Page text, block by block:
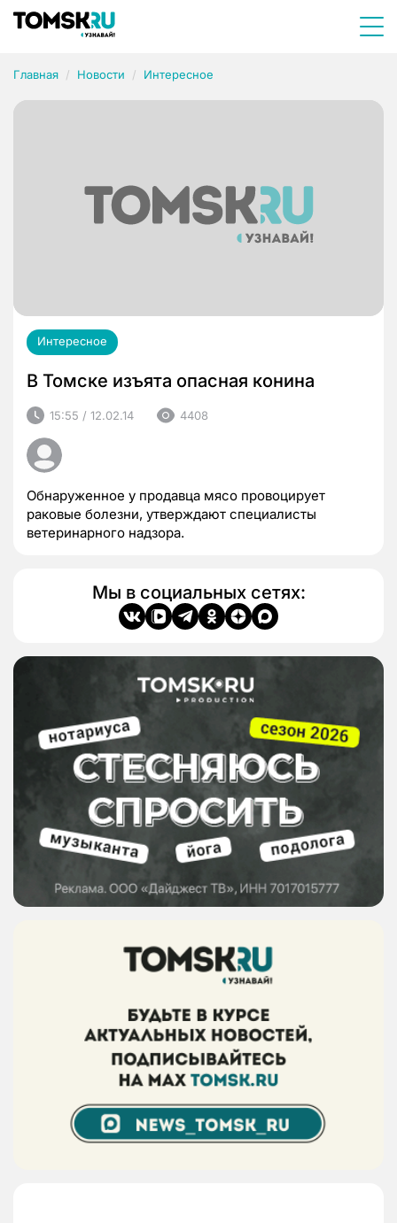
Главная Новости Интересное
Интересное
В Томске изъята опасная конина
15:55 / 12.02.14 4408
Обнаруженное у продавца мясо провоцирует
раковые болезни, утверждают специалисты
ветеринарного надзора.
Мы в социальных сетях: